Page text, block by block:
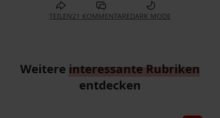
TEILEN21 KOMMENTAREDARK MODE
Weitere interessante Rubriken
entdecken